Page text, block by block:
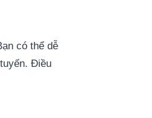
có thể dễ
Điều